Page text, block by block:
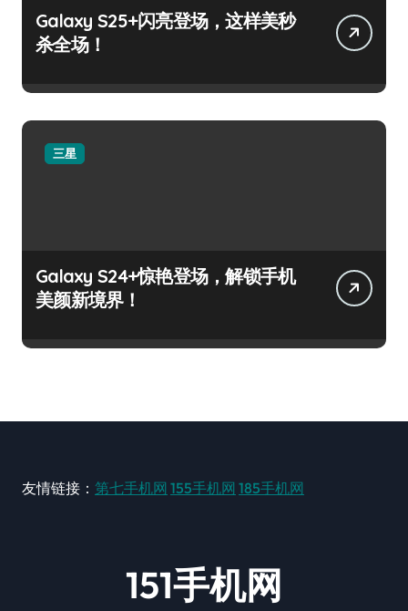
Galaxy S25+闪亮登场，这样美秒
杀全场！
三星
Galaxy S24+惊艳登场，解锁手机
美颜新境界！
友情链接： 第七手机网 155手机网 185手机网
151手机网